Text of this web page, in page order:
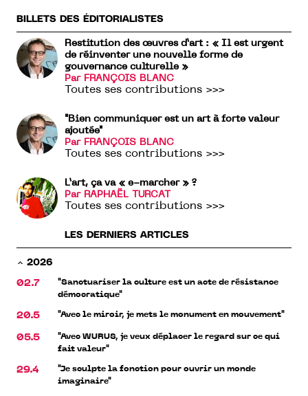
BILLETS DES ÉDITORIALISTES
Restitution des œuvres d’art : « Il est urgent
de réinventer une nouvelle forme de
gouvernance culturelle »
Par FRANÇOIS BLANC
Toutes ses contributions >>>
"Bien communiquer est un art à forte valeur
ajoutée"
Par FRANÇOIS BLANC
Toutes ses contributions >>>
L’art, ça va « e-marcher » ?
Par RAPHAËL TURCAT
Toutes ses contributions >>>
LES DERNIERS ARTICLES
2026
02.7
"Sanctuariser la culture est un acte de résistance
démocratique"
20.5 "Avec le miroir, je mets le monument en mouvement"
05.5
"Avec WURUS, je veux déplacer le regard sur ce qui
fait valeur"
29.4
"Je sculpte la fonction pour ouvrir un monde
imaginaire"